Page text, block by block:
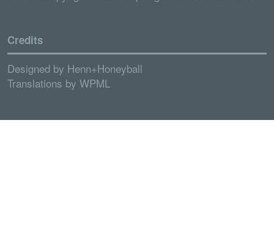
Credits
Designed by Henn+Honeyball
Translations by WPML